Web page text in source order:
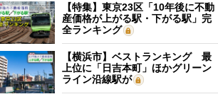
【特集】東京23区「10年後に不動
産価格が上がる駅・下がる駅」完
全ランキング
【横浜市】ベストランキング 最
上位に「日吉本町」ほかグリーン
ライン沿線駅が